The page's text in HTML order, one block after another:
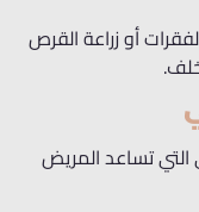
أو زراعة القرص
التي تساعد المريض